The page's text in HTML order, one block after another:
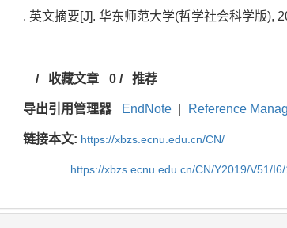
. 英文摘要[J]. 华东师范大学(哲学社会科学版),
/ 收藏文章 0/ 推荐
导出引用管理器 EndNote Reference
链接本文: https://xbzs.ecnu.edu.cn/CN/
https://xbzs.ecnu.edu.cn/CN/Y2019/V51/